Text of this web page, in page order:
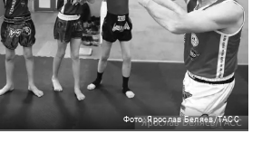
Фото: Ярослав Беляев/ТАСС